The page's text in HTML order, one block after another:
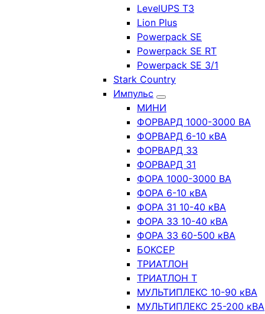
LevelUPS T3
Lion Plus
Powerpack SE
Powerpack SE RT
Powerpack SE 3/1
Stark Country
Импульс
МИНИ
ФОРВАРД 1000-3000 ВА
ФОРВАРД 6-10 кВА
ФОРВАРД 33
ФОРВАРД 31
ФОРА 1000-3000 ВА
ФОРА 6-10 кВА
ФОРА 31 10-40 кВА
ФОРА 33 10-40 кВА
ФОРА 33 60-500 кВА
БОКСЕР
ТРИАТЛОН
ТРИАТЛОН Т
МУЛЬТИПЛЕКС 10-90 кВА
МУЛЬТИПЛЕКС 25-200 кВА